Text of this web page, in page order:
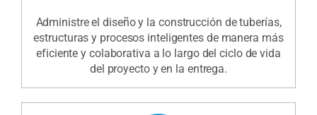
Administre el diseño y la construcción de tuberías,
estructuras y procesos inteligentes de manera más
eficiente y colaborativa a lo largo del ciclo de vida
del proyecto y en la entrega.